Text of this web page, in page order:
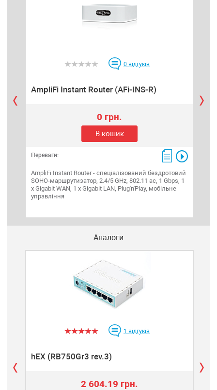
0 відгуків
AmpliFi Instant Router (AFi-INS-R)
0 грн.
В кошик
Переваги:
AmpliFi Instant Router - спеціалізований бездротовий
SOHO-маршрутизатор, 2.4/5 GHz, 802.11 ac, 1 Gbps, 1
х Gigabit WAN, 1 x Gigabit LAN, Plug'n'Play, мобільне
управління
Аналоги
1 відгуків
hEX (RB750Gr3 rev.3)
2 604.19 грн.